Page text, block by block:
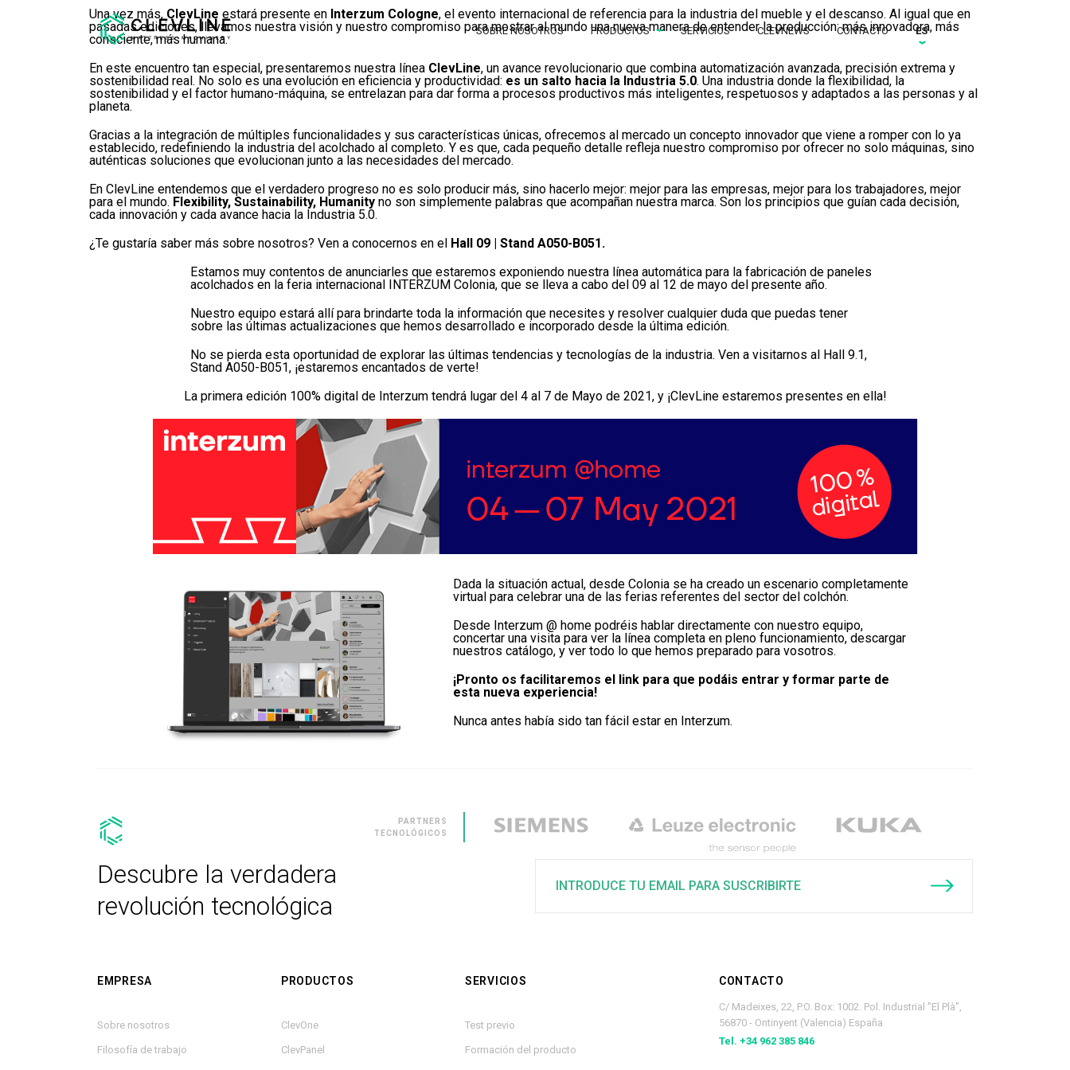
SOBRE NOSOTROS PRODUCTOS SERVICIOS CLEVNEWS CONTACTO ES
Una vez más, ClevLine estará presente en Interzum Cologne, el evento internacional de referencia para la industria del mueble y el descanso. Al igual que en
pasadas ediciones, llevamos nuestra visión y nuestro compromiso para mostrar al mundo una nueva manera de entender la producción: más innovadora, más
consciente, más humana.
En este encuentro tan especial, presentaremos nuestra línea ClevLine, un avance revolucionario que combina automatización avanzada, precisión extrema y
sostenibilidad real. No solo es una evolución en eficiencia y productividad: es un salto hacia la Industria 5.0. Una industria donde la flexibilidad, la
sostenibilidad y el factor humano-máquina, se entrelazan para dar forma a procesos productivos más inteligentes, respetuosos y adaptados a las personas y al
planeta.
Gracias a la integración de múltiples funcionalidades y sus características únicas, ofrecemos al mercado un concepto innovador que viene a romper con lo ya
establecido, redefiniendo la industria del acolchado al completo. Y es que, cada pequeño detalle refleja nuestro compromiso por ofrecer no solo máquinas, sino
auténticas soluciones que evolucionan junto a las necesidades del mercado.
En ClevLine entendemos que el verdadero progreso no es solo producir más, sino hacerlo mejor: mejor para las empresas, mejor para los trabajadores, mejor
para el mundo. Flexibility, Sustainability, Humanity no son simplemente palabras que acompañan nuestra marca. Son los principios que guían cada decisión,
cada innovación y cada avance hacia la Industria 5.0.
¿Te gustaría saber más sobre nosotros? Ven a conocernos en el Hall 09 | Stand A050-B051.
Estamos muy contentos de anunciarles que estaremos exponiendo nuestra línea automática para la fabricación de paneles
acolchados en la feria internacional INTERZUM Colonia, que se lleva a cabo del 09 al 12 de mayo del presente año.
Nuestro equipo estará allí para brindarte toda la información que necesites y resolver cualquier duda que puedas tener
sobre las últimas actualizaciones que hemos desarrollado e incorporado desde la última edición.
No se pierda esta oportunidad de explorar las últimas tendencias y tecnologías de la industria. Ven a visitarnos al Hall 9.1,
Stand A050-B051, ¡estaremos encantados de verte!
La primera edición 100% digital de Interzum tendrá lugar del 4 al 7 de Mayo de 2021, y ¡ClevLine estaremos presentes en ella!
Dada la situación actual, desde Colonia se ha creado un escenario completamente
virtual para celebrar una de las ferias referentes del sector del colchón.
Desde Interzum @ home podréis hablar directamente con nuestro equipo,
concertar una visita para ver la línea completa en pleno funcionamiento, descargar
nuestros catálogo, y ver todo lo que hemos preparado para vosotros.
¡Pronto os facilitaremos el link para que podáis entrar y formar parte de
esta nueva experiencia!
Nunca antes había sido tan fácil estar en Interzum.
PARTNERS
TECNOLÓGICOS
Descubre la verdadera
revolución tecnológica
INTRODUCE TU EMAIL PARA SUSCRIBIRTE
EMPRESA
Sobre nosotros
Filosofía de trabajo
PRODUCTOS
ClevOne
ClevPanel
SERVICIOS
Test previo
Formación del producto
CONTACTO
C/ Madeixes, 22, P.O. Box: 1002. Pol. Industrial "El Plà",
56870 - Ontinyent (Valencia) España
Tel. +34 962 385 846